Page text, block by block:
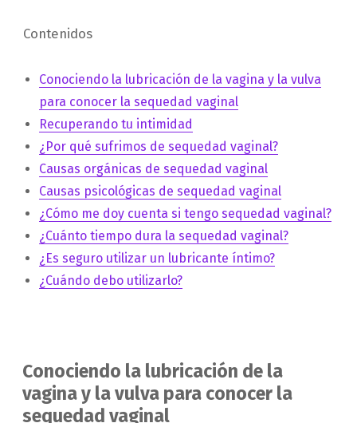
Contenidos
Conociendo la lubricación de la vagina y la vulva
para conocer la sequedad vaginal
Recuperando tu intimidad
¿Por qué sufrimos de sequedad vaginal?
Causas orgánicas de sequedad vaginal
Causas psicológicas de sequedad vaginal
¿Cómo me doy cuenta si tengo sequedad vaginal?
¿Cuánto tiempo dura la sequedad vaginal?
¿Es seguro utilizar un lubricante íntimo?
¿Cuándo debo utilizarlo?
Conociendo la lubricación de la
vagina y la vulva para conocer la
sequedad vaginal